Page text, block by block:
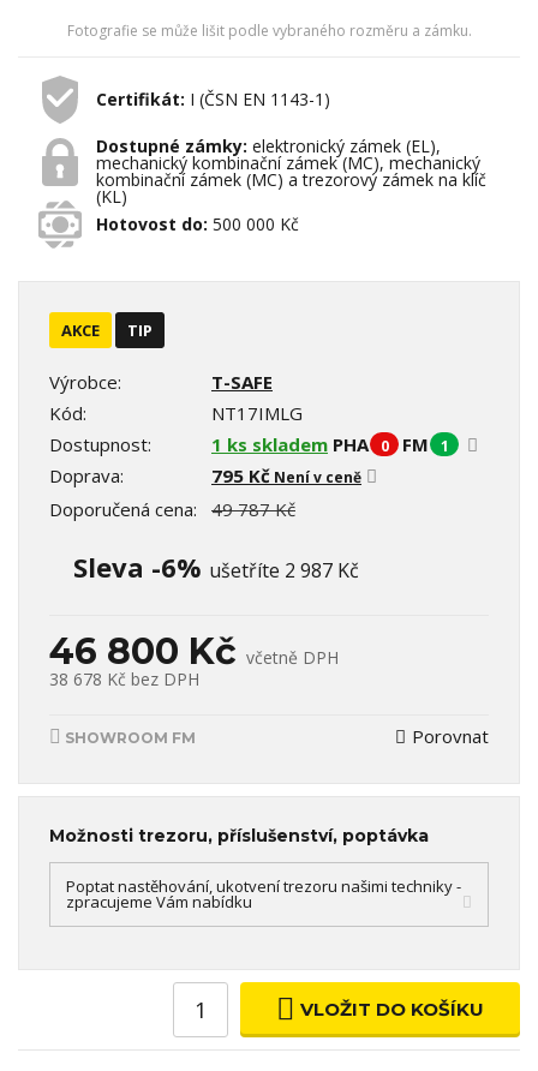
Fotografie se může lišit podle vybraného rozměru a zámku.
Certifikát: I (ČSN EN 1143-1)
Dostupné zámky: elektronický zámek (EL),
mechanický kombinační zámek (MC), mechanický
kombinační zámek (MC) a trezorový zámek na klíč
(KL)
Hotovost do: 500 000 Kč
AKCE TIP
Výrobce:
T-SAFE
Kód:
NT17IMLG
Dostupnost:
1 ks skladem PHA 0 FM 1
Doprava: 795 Kč Není v ceně
Doporučená cena: 49 787 Kč
Sleva -6% ušetříte 2 987 Kč
46 800 Kč včetně DPH
38 678 Kč bez DPH
SHOWROOM FM Porovnat
Možnosti trezoru, příslušenství, poptávka
Poptat nastěhování, ukotvení trezoru našimi techniky -
zpracujeme Vám nabídku
VLOŽIT DO KOŠÍKU